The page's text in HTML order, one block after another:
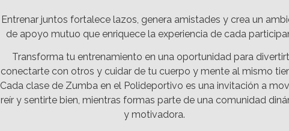
Entrenar juntos fortalece lazos, genera amistades y crea un
de apoyo mutuo que enriquece la experiencia de cada
Transforma tu entrenamiento en una oportunidad para
conectarte con otros y cuidar de tu cuerpo y mente al mismo
Cada clase de Zumba en el Polideportivo es una invitación a
reír y sentirte bien, mientras formas parte de una comunidad
y motivadora.